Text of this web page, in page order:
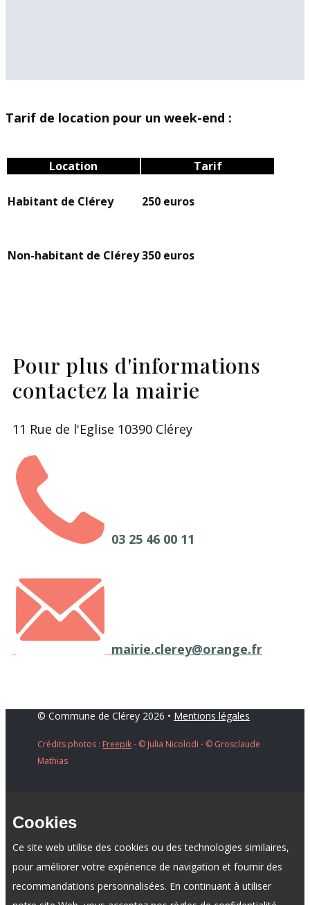
Tarif de location pour un week-end :
Location Tarif
Habitant de Clérey 250 euros
Non-habitant de Clérey350 euros
Pour plus d'informations
contactez la mairie
11 Rue de l'Eglise 10390 Clérey
03 25 46 00 11
mairie.clerey@orange.fr
© Commune de Clérey 2026 • Mentions légales
Crédits photos : Freepik- ​© Julia Nicolodi - © Grosclaude
Mathias
Cookies
Ce site web utilise des cookies ou des technologies similaires,
pour améliorer votre expérience de navigation et fournir des
recommandations personnalisées. En continuant à utiliser